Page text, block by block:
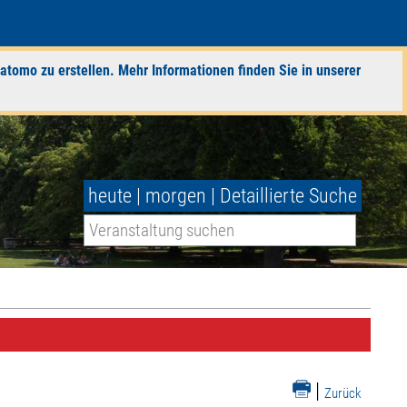
zu erstellen. Mehr Informationen finden Sie in unserer
heute | morgen | Detaillierte Suche
| Zurück